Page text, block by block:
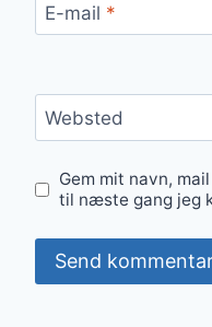
E-mail *
Websted
Gem mit navn,
til næste gang jeg